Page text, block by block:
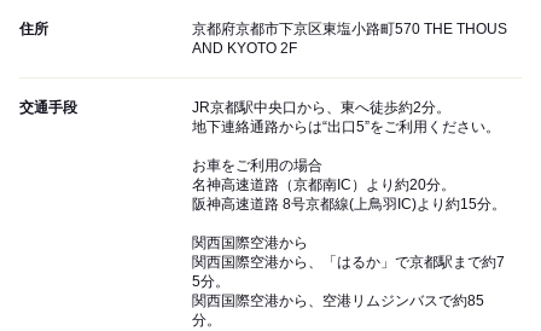
住所
京都府京都市下京区東塩小路町570 THE THOUS
AND KYOTO 2F
交通手段
JR京都駅中央口から、東へ徒歩約2分。
地下連絡通路からは“出口5”をご利用ください。
お車をご利用の場合
名神高速道路（京都南IC）より約20分。
阪神高速道路 8号京都線(上鳥羽IC)より約15分。
関西国際空港から
関西国際空港から、「はるか」で京都駅まで約7
5分。
関西国際空港から、空港リムジンバスで約85
分。